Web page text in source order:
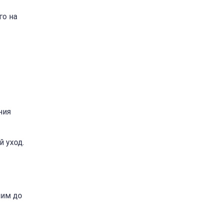
на
уход.
до